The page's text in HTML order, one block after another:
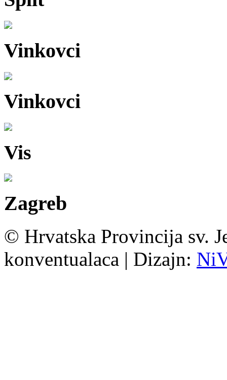
Vinkovci
Vinkovci
Vis
Zagreb
© Hrvatska Provincija sv.
konventualaca | Dizajn: